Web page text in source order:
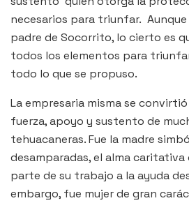
necesarios para triunfar.
padre de Socorrito, lo cierto es
todos los elementos para
todo lo que se propuso.
La empresaria misma se
fuerza, apoyo y sustento de
tehuacaneras. Fue la madre
desamparadas, el alma
parte de su trabajo a la ayuda
embargo, fue mujer de gran